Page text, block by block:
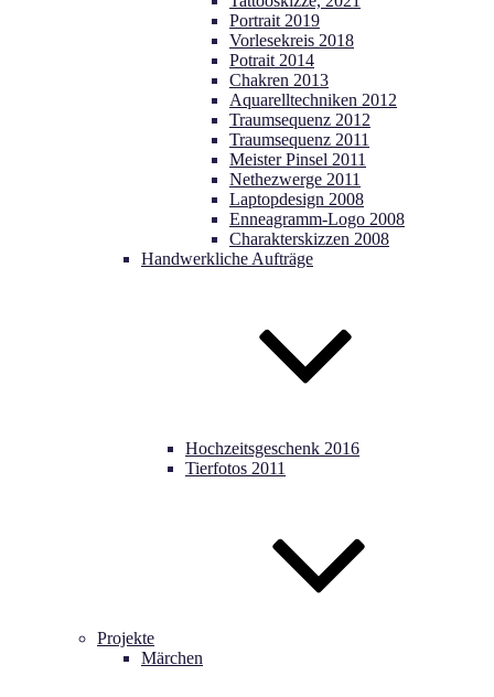
Portrait 2019
Vorlesekreis 2018
Potrait 2014
Chakren 2013
Aquarelltechniken 2012
Traumsequenz 2012
Traumsequenz 2011
Meister Pinsel 2011
Nethezwerge 2011
Laptopdesign 2008
Enneagramm-Logo 2008
Charakterskizzen 2008
Handwerkliche Aufträge
Hochzeitsgeschenk 2016
Tierfotos 2011
Projekte
Märchen